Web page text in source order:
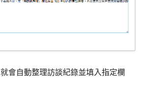
就會自動整理訪談紀錄並填入指定欄